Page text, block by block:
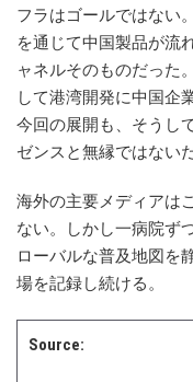
フラはゴールではない
を通じて中国製品が流
ャネルそのものだった
して港湾開発に中国企
今回の展開も、そうし
ゼンスと無縁ではない
海外の主要メディアは
ない。しかし一病院ず
ローバルな普及地図を
場を記録し続ける。
Source: